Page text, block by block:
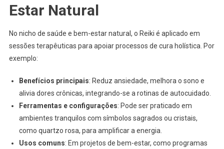
Estar Natural
No nicho de saúde e bem-estar natural, o Reiki é aplicado em
sessões terapêuticas para apoiar processos de cura holística. Por
exemplo:
Benefícios principais: Reduz ansiedade, melhora o sono e
alivia dores crônicas, integrando-se a rotinas de autocuidado.
Ferramentas e configurações: Pode ser praticado em
ambientes tranquilos com símbolos sagrados ou cristais,
como quartzo rosa, para amplificar a energia.
Usos comuns: Em projetos de bem-estar, como programas